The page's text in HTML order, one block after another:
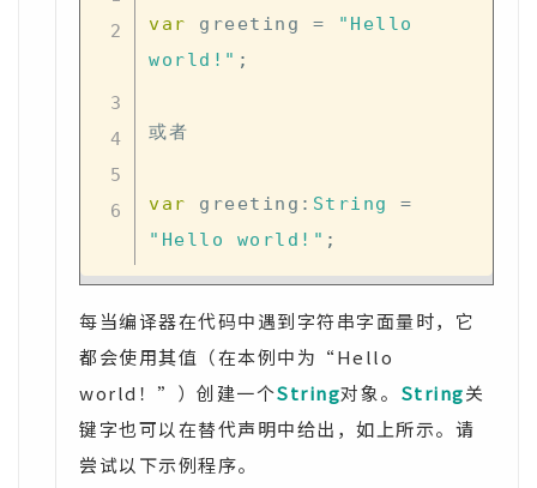
var greeting =
"Hello
world!" ;
或者
var greeting : String
=
"Hello world!" ;
每当编译器在代码中遇到字符串字面量时，它
都会使用其值（在本例中为“Hello
world！”）创建一个String对象。 String关
键字也可以在替代声明中给出，如上所示。请
尝试以下示例程序。